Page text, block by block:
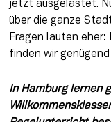
jetzt ausgelastet.
über die ganze
Fragen lauten eher:
finden wir genügend
In Hamburg lernen